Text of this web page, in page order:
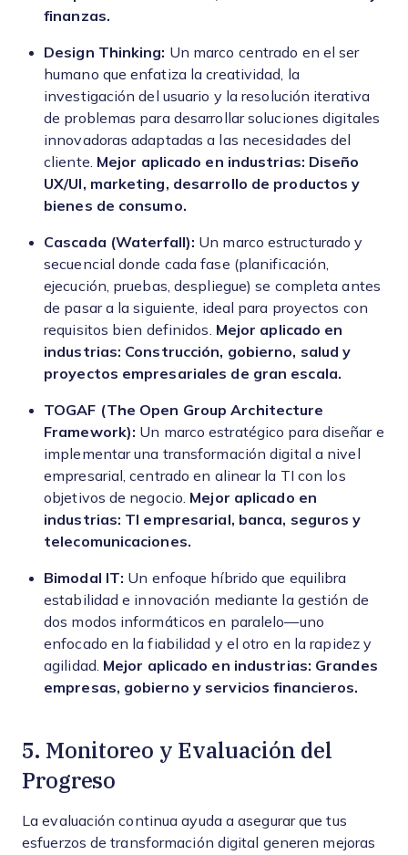
finanzas.
Design Thinking: Un marco centrado en el ser
humano que enfatiza la creatividad, la
investigación del usuario y la resolución iterativa
de problemas para desarrollar soluciones digitales
innovadoras adaptadas a las necesidades del
cliente. Mejor aplicado en industrias: Diseño
UX/UI, marketing, desarrollo de productos y
bienes de consumo.
Cascada (Waterfall): Un marco estructurado y
secuencial donde cada fase (planificación,
ejecución, pruebas, despliegue) se completa antes
de pasar a la siguiente, ideal para proyectos con
requisitos bien definidos. Mejor aplicado en
industrias: Construcción, gobierno, salud y
proyectos empresariales de gran escala.
TOGAF (The Open Group Architecture
Framework): Un marco estratégico para diseñar e
implementar una transformación digital a nivel
empresarial, centrado en alinear la TI con los
objetivos de negocio. Mejor aplicado en
industrias: TI empresarial, banca, seguros y
telecomunicaciones.
Bimodal IT: Un enfoque híbrido que equilibra
estabilidad e innovación mediante la gestión de
dos modos informáticos en paralelo—uno
enfocado en la fiabilidad y el otro en la rapidez y
agilidad. Mejor aplicado en industrias: Grandes
empresas, gobierno y servicios financieros.
5. Monitoreo y Evaluación del
Progreso
La evaluación continua ayuda a asegurar que tus
esfuerzos de transformación digital generen mejoras